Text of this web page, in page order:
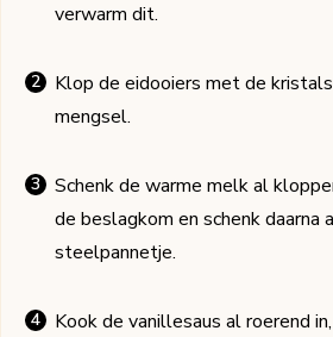
verwarm dit.
Klop de eidooiers met de
mengsel.
Schenk de warme melk al
de beslagkom en schenk daarna
steelpannetje.
Kook de vanillesaus al roerend